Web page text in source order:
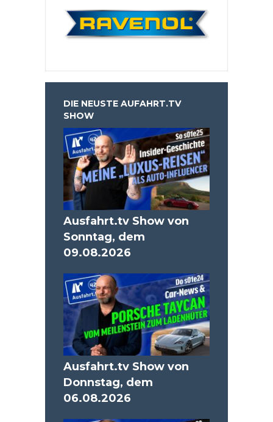
DIE NEUSTE AUFAHRT.TV
SHOW
Ausfahrt.tv Show von
Sonntag, dem
09.08.2026
Ausfahrt.tv Show von
Donnstag, dem
06.08.2026